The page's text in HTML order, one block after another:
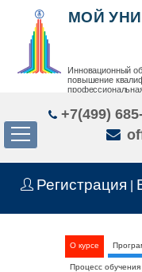
Регистрация
МОЙ
Инновационный
повышение
+7(499)
О курсе
Процесс обучения